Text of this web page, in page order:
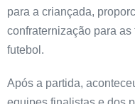
para a criançada,
confraternização para
futebol.
Após a partida,